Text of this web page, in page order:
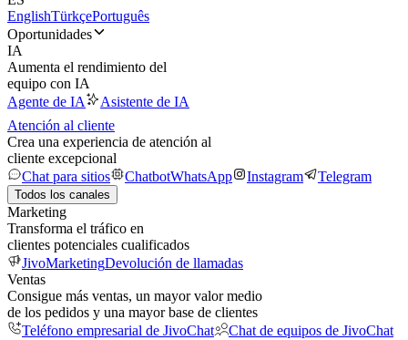
EnglishTürkçePortuguês
Oportunidades
IA
Aumenta el rendimiento del
equipo con IA
Agente de IA
Asistente de IA
Atención al cliente
Crea una experiencia de atención al
cliente excepcional
Chat para sitios
ChatbotWhatsApp Instagram Telegram
Todos los canales
Marketing
Transforma el tráfico en
clientes potenciales cualificados
JivoMarketingDevolución de llamadas
Ventas
Consigue más ventas, un mayor valor medio
de los pedidos y una mayor base de clientes
Teléfono empresarial de JivoChat
Chat de equipos de JivoChat